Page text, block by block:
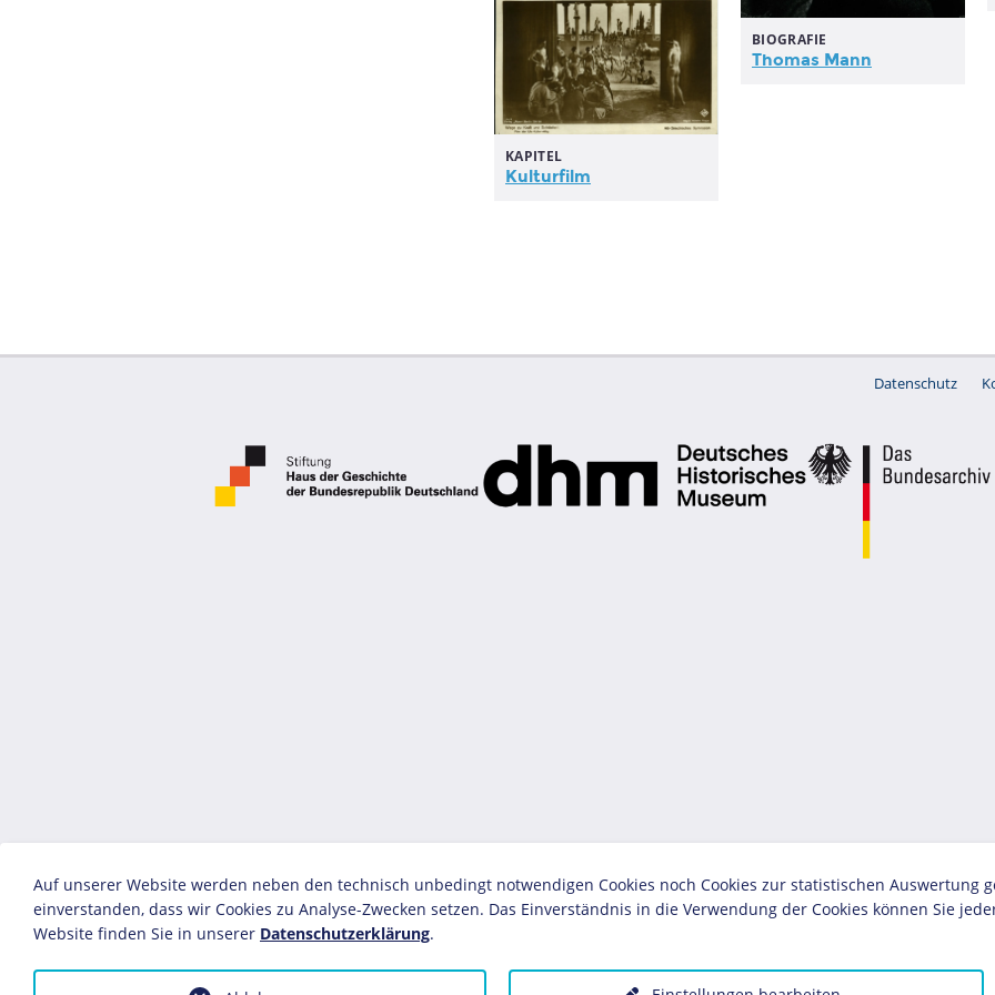
BIOGRAFIE
Thomas Mann
KAPITEL
Kulturfilm
Datenschutz
Auf unserer Website werden neben den technisch unbedingt notwendigen Cookies noch Cookies zur statistischen Auswertung
einverstanden, dass wir Cookies zu Analyse-Zwecken setzen. Das Einverständnis in die Verwendung der Cookies können Sie
Website finden Sie in unserer Datenschutzerklärung.